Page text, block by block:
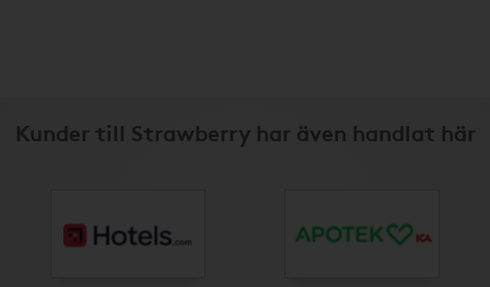
Kunder till Strawberry har även handlat här